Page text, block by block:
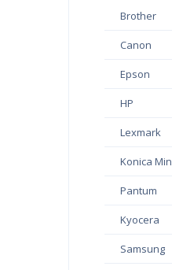
Brother
Canon
Epson
HP
Lexmark
Konica
Pantum
Kyocera
Samsung